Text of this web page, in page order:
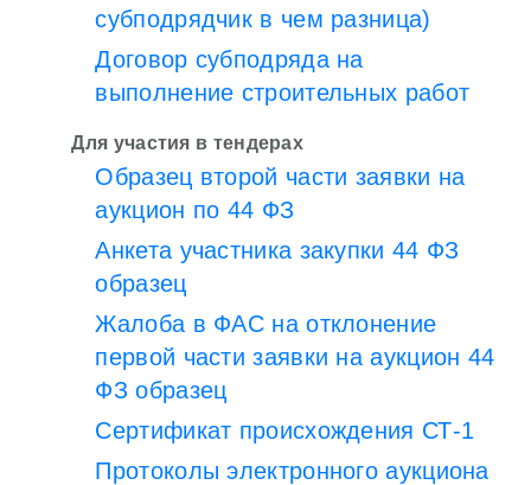
субподрядчик в чем разница)
Договор субподряда на
выполнение строительных работ
Для участия в тендерах
Образец второй части заявки на
аукцион по 44 ФЗ
Анкета участника закупки 44 ФЗ
образец
Жалоба в ФАС на отклонение
первой части заявки на аукцион 44
ФЗ образец
Сертификат происхождения СТ-1
Протоколы электронного аукциона